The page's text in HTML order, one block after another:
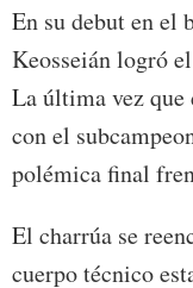
En su debut en el
Keosseián logró
La última vez
con el
polémica final
El charrúa se
cuerpo técnico